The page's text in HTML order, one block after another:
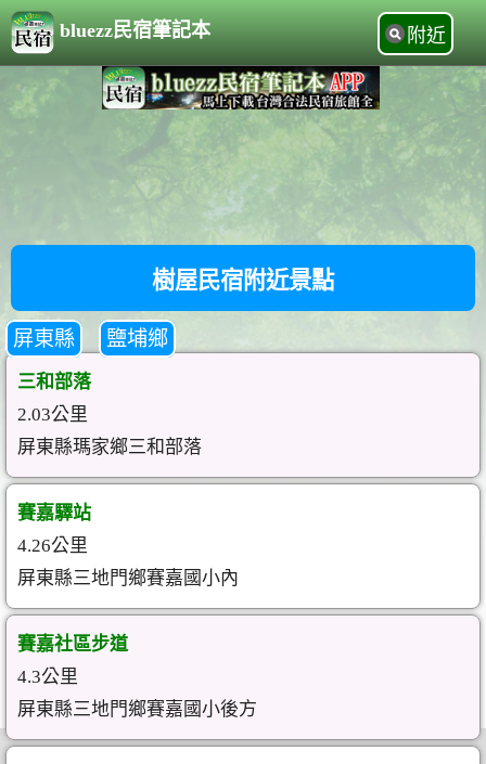
bluezz民宿筆記本 附近
樹屋民宿附近景點
屏東縣 鹽埔鄉
三和部落
2.03公里
屏東縣瑪家鄉三和部落
賽嘉驛站
4.26公里
屏東縣三地門鄉賽嘉國小內
賽嘉社區步道
4.3公里
屏東縣三地門鄉賽嘉國小後方